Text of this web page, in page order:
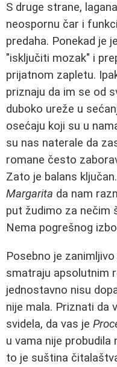
S druge strane,
neospornu čar i
predaha. Ponekad je
"isključiti mozak" i
prijatnom zapletu.
priznaju da im se od
duboko ureže u
osećaju koji su u
su nas naterale da
romane često
Zato je balans
Margarita da nam
put žudimo za nečim
Nema pogrešnog
Posebno je
smatraju apsolutnim
jednostavno nisu
nije mala. Priznati da
svidela, da vas je
u vama nije
to je suština